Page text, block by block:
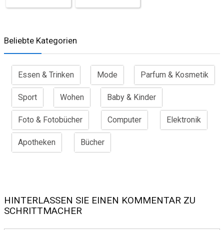
Beliebte Kategorien
Essen & Trinken Mode Parfum & Kosmetik
Sport Wohen Baby & Kinder
Foto & Fotobücher Computer Elektronik
Apotheken Bücher
HINTERLASSEN SIE EINEN KOMMENTAR ZU
SCHRITTMACHER